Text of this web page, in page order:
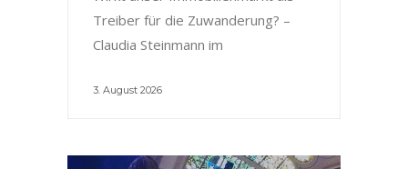
Treiber für die Zuwanderung? –
Claudia Steinmann im
3. August 2026